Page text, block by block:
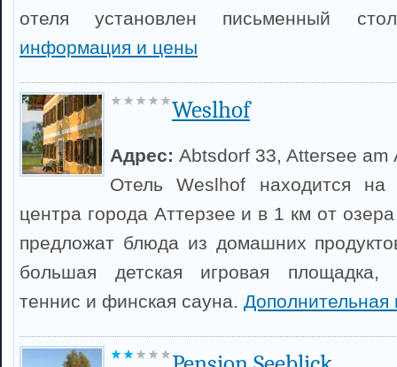
отеля установлен письменный
информация и цены
Weslhof
Адрес: Abtsdorf 33, Attersee am
Отель Weslhof находится
центра города Аттерзее и в 1 км от
предложат блюда из домашних
большая детская игровая площадка,
теннис и финская сауна.